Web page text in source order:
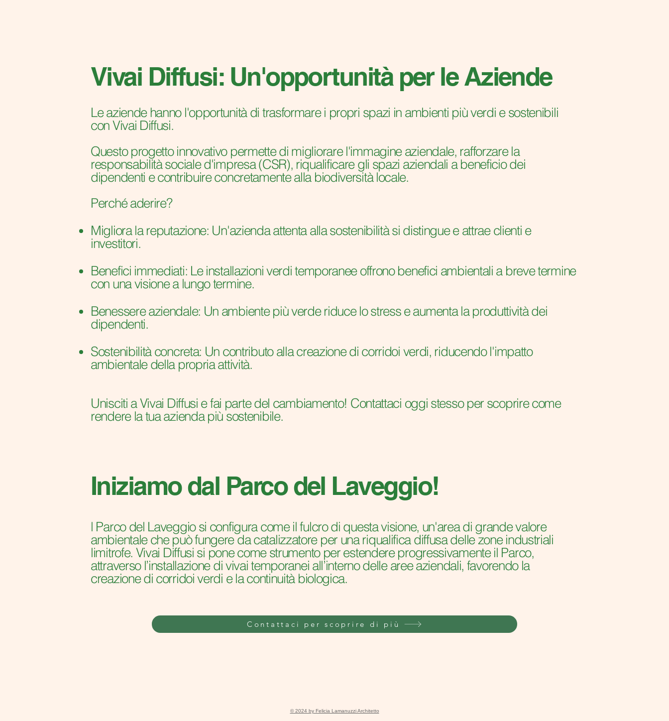
Vivai Diffusi: Un'opportunità per le Aziende
Le aziende hanno l'opportunità di trasformare i propri spazi in ambienti più verdi e sostenibili
con Vivai Diffusi.
Questo progetto innovativo permette di migliorare l'immagine aziendale, rafforzare la
responsabilità sociale d'impresa (CSR), riqualificare gli spazi aziendali a beneficio dei
dipendenti e contribuire concretamente alla biodiversità locale.
Perché aderire?
Migliora la reputazione: Un'azienda attenta alla sostenibilità si distingue e attrae clienti e
investitori.
Benefici immediati: Le installazioni verdi temporanee offrono benefici ambientali a breve termine
con una visione a lungo termine.
Benessere aziendale: Un ambiente più verde riduce lo stress e aumenta la produttività dei
dipendenti.
Sostenibilità concreta: Un contributo alla creazione di corridoi verdi, riducendo l'impatto
ambientale della propria attività.
Unisciti a Vivai Diffusi e fai parte del cambiamento! Contattaci oggi stesso per scoprire come
rendere la tua azienda più sostenibile.
Iniziamo dal Parco del Laveggio!
l Parco del Laveggio si configura come il fulcro di questa visione, un'area di grande valore
ambientale che può fungere da catalizzatore per una riqualifica diffusa delle zone industriali
limitrofe. Vivai Diffusi si pone come strumento per estendere progressivamente il Parco,
attraverso l’installazione di vivai temporanei all’interno delle aree aziendali, favorendo la
creazione di corridoi verdi e la continuità biologica.
Contattaci per scoprire di più
© 2024 by Felicia Lamanuzzi Architetto